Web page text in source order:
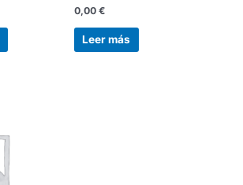
0,00 €
Leer más